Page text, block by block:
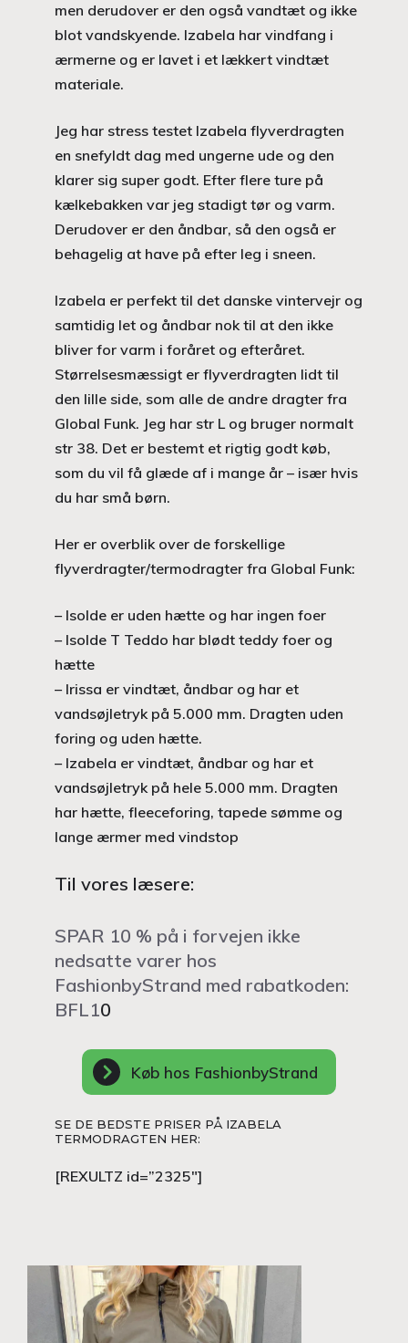
men derudover er den også vandtæt og ikke
blot vandskyende. Izabela har vindfang i
ærmerne og er lavet i et lækkert vindtæt
materiale.
Jeg har stress testet Izabela flyverdragten
en snefyldt dag med ungerne ude og den
klarer sig super godt. Efter flere ture på
kælkebakken var jeg stadigt tør og varm.
Derudover er den åndbar, så den også er
behagelig at have på efter leg i sneen.
Izabela er perfekt til det danske vintervejr og
samtidig let og åndbar nok til at den ikke
bliver for varm i foråret og efteråret.
Størrelsesmæssigt er flyverdragten lidt til
den lille side, som alle de andre dragter fra
Global Funk. Jeg har str L og bruger normalt
str 38. Det er bestemt et rigtig godt køb,
som du vil få glæde af i mange år – især hvis
du har små børn.
Her er overblik over de forskellige
flyverdragter/termodragter fra Global Funk:
– Isolde er uden hætte og har ingen foer
– Isolde T Teddo har blødt teddy foer og
hætte
– Irissa er vindtæt, åndbar og har et
vandsøjletryk på 5.000 mm. Dragten uden
foring og uden hætte.
– Izabela er vindtæt, åndbar og har et
vandsøjletryk på hele 5.000 mm. Dragten
har hætte, fleeceforing, tapede sømme og
lange ærmer med vindstop
Til vores læsere:
SPAR 10 % på i forvejen ikke
nedsatte varer hos
FashionbyStrand med rabatkoden:
BFL10
Køb hos FashionbyStrand
SE DE BEDSTE PRISER PÅ IZABELA
TERMODRAGTEN HER:
[REXULTZ id=”2325″]